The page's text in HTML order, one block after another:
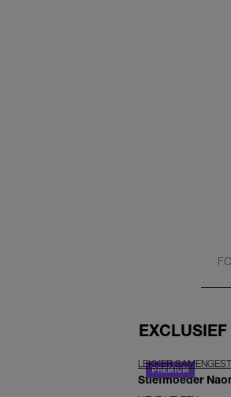
LEKKER
Stiefmoeder